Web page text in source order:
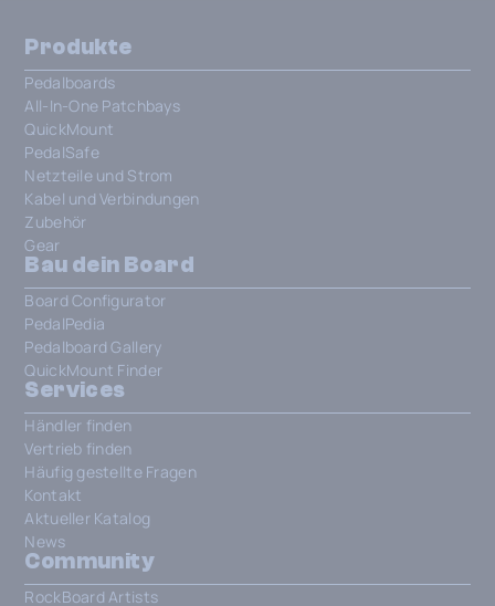
Produkte
Pedalboards
All-In-One Patchbays
QuickMount
PedalSafe
Netzteile und Strom
Kabel und Verbindungen
Zubehör
Gear
Bau dein Board
Board Configurator
PedalPedia
Pedalboard Gallery
QuickMount Finder
Services
Händler finden
Vertrieb finden
Häufig gestellte Fragen
Kontakt
Aktueller Katalog
News
Community
RockBoard Artists